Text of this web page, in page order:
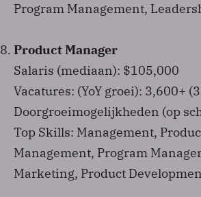
Program Management,
Product Manager
Salaris (mediaan): $105,000
Vacatures: (YoY groei): 3,600+
Doorgroeimogelijkheden (op
Top Skills: Management,
Management, Program
Marketing, Product